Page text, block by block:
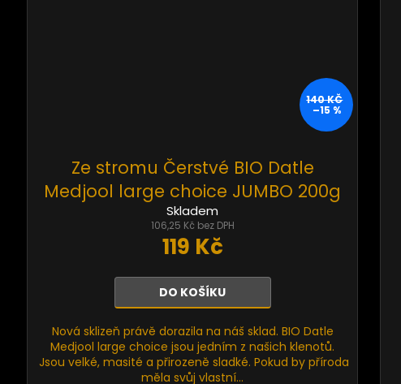
140 KČ
–15 %
Ze stromu Čerstvé BIO Datle
Medjool large choice JUMBO 200g
Skladem
106,25 Kč bez DPH
119 Kč
DO KOŠÍKU
Nová sklizeň právě dorazila na náš sklad. BIO Datle
Medjool large choice jsou jedním z našich klenotů.
Jsou velké, masité a přirozeně sladké. Pokud by příroda
měla svůj vlastní...